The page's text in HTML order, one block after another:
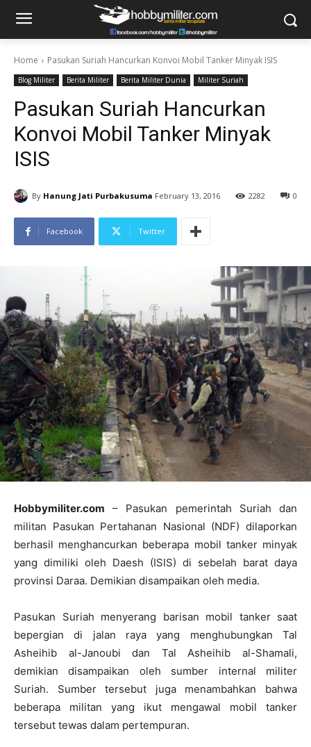
Home Pasukan Suriah Hancurkan Konvoi Mobil Tanker Minyak ISIS
Blog Militer Berita Militer Berita Militer Dunia Militer Suriah
Pasukan Suriah Hancurkan
Konvoi Mobil Tanker Minyak
ISIS
By Hanung Jati Purbakusuma February 13, 2016 0
2282
Facebook Twitter
Hobbymiliter.com – Pasukan pemerintah Suriah dan
militan Pasukan Pertahanan Nasional (NDF) dilaporkan
berhasil menghancurkan beberapa mobil tanker minyak
yang dimiliki oleh Daesh (ISIS) di sebelah barat daya
provinsi Daraa. Demikian disampaikan oleh media.
Pasukan Suriah menyerang barisan mobil tanker saat
bepergian di jalan raya yang menghubungkan Tal
Asheihib al-Janoubi dan Tal Asheihib al-Shamali,
demikian disampaikan oleh sumber internal militer
Suriah. Sumber tersebut juga menambahkan bahwa
beberapa militan yang ikut mengawal mobil tanker
tersebut tewas dalam pertempuran.